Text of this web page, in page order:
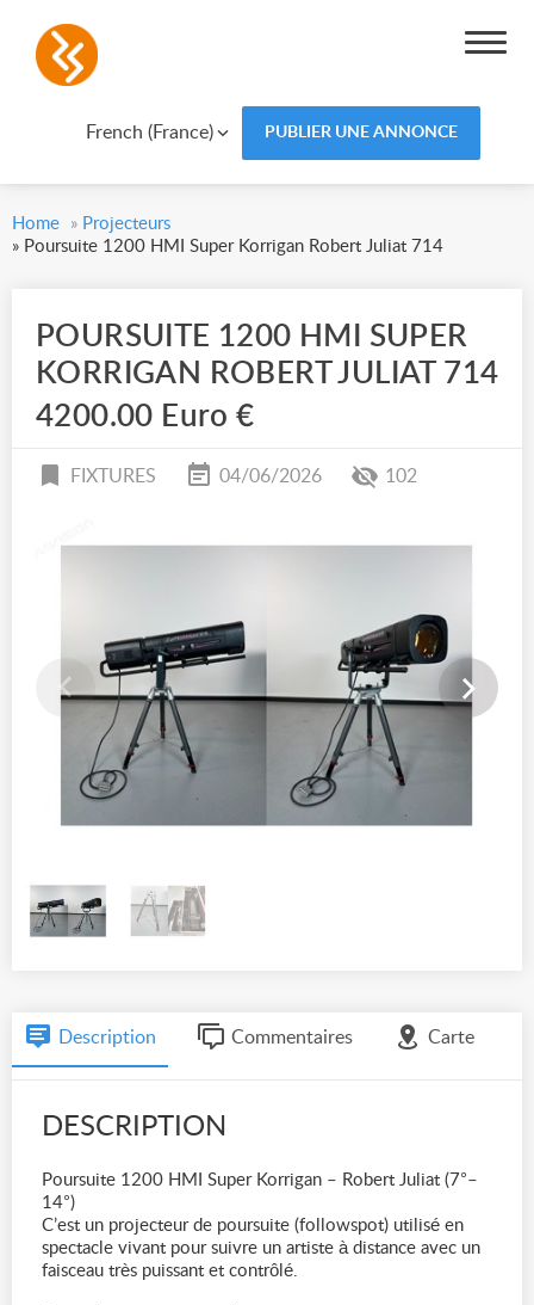
French (France) PUBLIER UNE ANNONCE
Home » Projecteurs
» Poursuite 1200 HMI Super Korrigan Robert Juliat 714
POURSUITE 1200 HMI SUPER
KORRIGAN ROBERT JULIAT 714
4200.00 Euro €
FIXTURES 04/06/2026 102
Description Commentaires Carte
DESCRIPTION
Poursuite 1200 HMI Super Korrigan – Robert Juliat (7°–
14°)
C’est un projecteur de poursuite (followspot) utilisé en
spectacle vivant pour suivre un artiste à distance avec un
faisceau très puissant et contrôlé.